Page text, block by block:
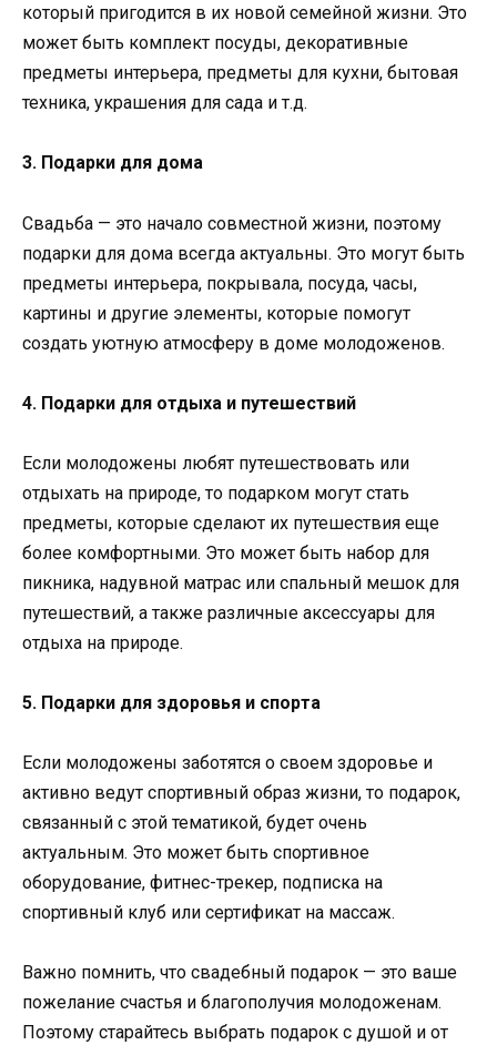
который пригодится в их новой семейной жизни. Это
может быть комплект посуды, декоративные
предметы интерьера, предметы для кухни, бытовая
техника, украшения для сада и т.д.
3. Подарки для дома
Свадьба — это начало совместной жизни, поэтому
подарки для дома всегда актуальны. Это могут быть
предметы интерьера, покрывала, посуда, часы,
картины и другие элементы, которые помогут
создать уютную атмосферу в доме молодоженов.
4. Подарки для отдыха и путешествий
Если молодожены любят путешествовать или
отдыхать на природе, то подарком могут стать
предметы, которые сделают их путешествия еще
более комфортными. Это может быть набор для
пикника, надувной матрас или спальный мешок для
путешествий, а также различные аксессуары для
отдыха на природе.
5. Подарки для здоровья и спорта
Если молодожены заботятся о своем здоровье и
активно ведут спортивный образ жизни, то подарок,
связанный с этой тематикой, будет очень
актуальным. Это может быть спортивное
оборудование, фитнес-трекер, подписка на
спортивный клуб или сертификат на массаж.
Важно помнить, что свадебный подарок — это ваше
пожелание счастья и благополучия молодоженам.
Поэтому старайтесь выбрать подарок с душой и от